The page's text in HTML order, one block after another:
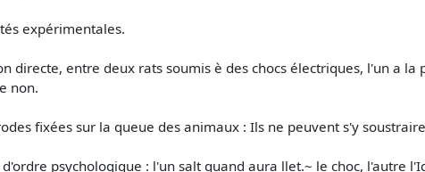
expérimentales.
directe, entre deux rats soumis è des chocs électriques, l'un a
non.
fixées sur la queue des animaux : Ils ne peuvent s'y
psychologique : l'un salt quand aura llet.~ le choc, l'autre